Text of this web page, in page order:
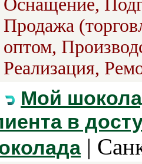
Оснащение,
Продажа
оптом,
Реализация,
Мой
в
|